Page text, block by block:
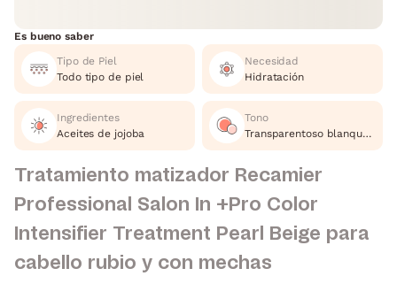
Es bueno saber
Tipo de Piel
Todo tipo de piel
Necesidad
Hidratación
Ingredientes
Aceites de jojoba
Tono
Transparentoso blanquesino
Tratamiento matizador Recamier
Professional Salon In +Pro Color
Intensifier Treatment Pearl Beige para
cabello rubio y con mechas